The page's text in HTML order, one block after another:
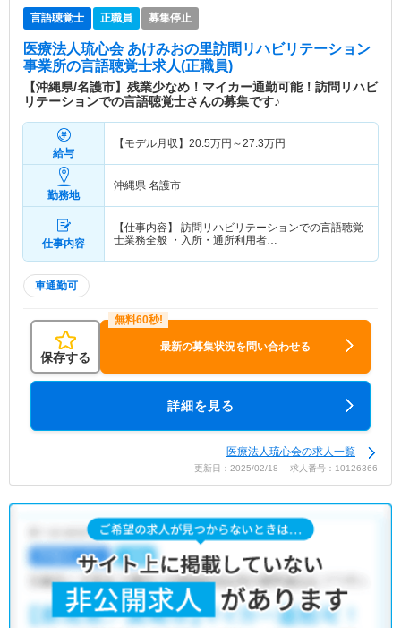
言語聴覚士 正職員 募集停止
医療法人琉心会 あけみおの里訪問リハビリテーション
事業所の言語聴覚士求人(正職員)
【沖縄県/名護市】残業少なめ！マイカー通勤可能！訪問リハビ
リテーションでの言語聴覚士さんの募集です♪
給与
【モデル月収】 20.5万円～27.3万円
勤務地
沖縄県 名護市
仕事内容
【仕事内容】 訪問リハビリテーションでの言語聴覚
士業務全般 ・入所・通所利用者…
車通勤可
保存する
最新の募集状況を問い合わせる
詳細を見る
医療法人琉心会の求人一覧
更新日：2025/02/18 求人番号：10126366